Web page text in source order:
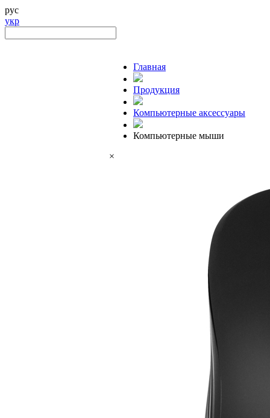
рус
укр
Главная
Продукция
Компьютерные аксессуары
Компьютерные мыши
×